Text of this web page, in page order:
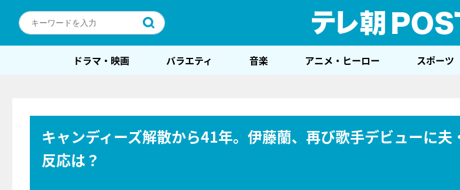
ドラマ・映画 バラエティ 音楽 アニメ・ヒーロー スポーツ
キャンディーズ解散から41年。伊藤蘭、再び歌手デビューに夫
反応は？